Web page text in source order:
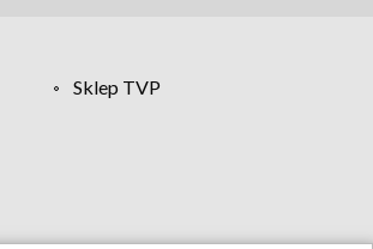
Sklep TVP